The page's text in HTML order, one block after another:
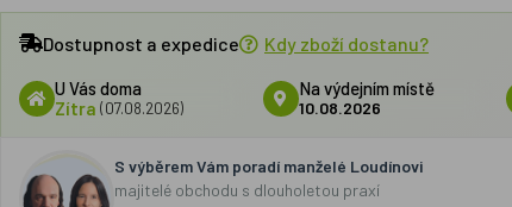
Dostupnost a expedice Kdy zboží dostanu?
U Vás doma
Zítra (07.08.2026)
Na výdejním místě
10.08.2026
S výběrem Vám poradí manželé Loudínovi
majitelé obchodu s dlouholetou praxí